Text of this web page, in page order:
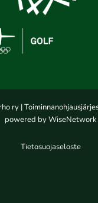
ry |
powered by WiseNetwork
Tietosuojaseloste